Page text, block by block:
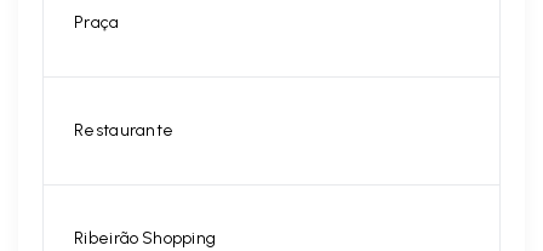
Praça
Restaurante
Ribeirão Shopping